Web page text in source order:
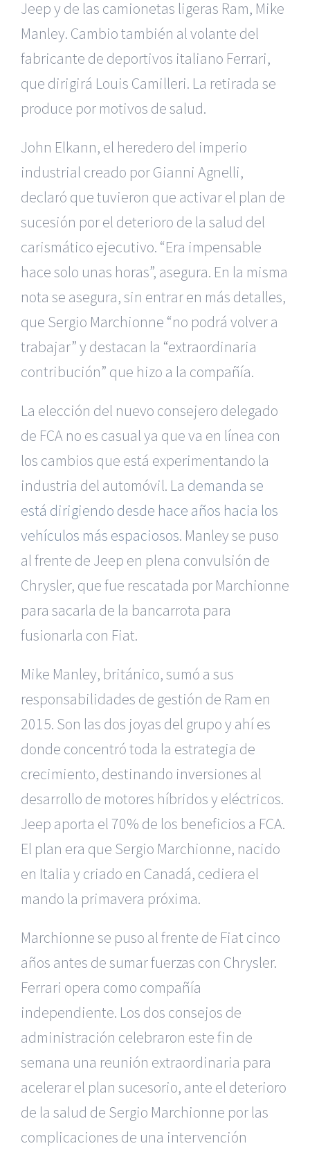
Jeep y de las camionetas ligeras Ram, Mike
Manley. Cambio también al volante del
fabricante de deportivos italiano Ferrari,
que dirigirá Louis Camilleri. La retirada se
produce por motivos de salud.
John Elkann, el heredero del imperio
industrial creado por Gianni Agnelli,
declaró que tuvieron que activar el plan de
sucesión por el deterioro de la salud del
carismático ejecutivo. “Era impensable
hace solo unas horas”, asegura. En la misma
nota se asegura, sin entrar en más detalles,
que Sergio Marchionne “no podrá volver a
trabajar” y destacan la “extraordinaria
contribución” que hizo a la compañía.
La elección del nuevo consejero delegado
de FCA no es casual ya que va en línea con
los cambios que está experimentando la
industria del automóvil. La demanda se
está dirigiendo desde hace años hacia los
vehículos más espaciosos. Manley se puso
al frente de Jeep en plena convulsión de
Chrysler, que fue rescatada por Marchionne
para sacarla de la bancarrota para
fusionarla con Fiat.
Mike Manley, británico, sumó a sus
responsabilidades de gestión de Ram en
2015. Son las dos joyas del grupo y ahí es
donde concentró toda la estrategia de
crecimiento, destinando inversiones al
desarrollo de motores híbridos y eléctricos.
Jeep aporta el 70% de los beneficios a FCA.
El plan era que Sergio Marchionne, nacido
en Italia y criado en Canadá, cediera el
mando la primavera próxima.
Marchionne se puso al frente de Fiat cinco
años antes de sumar fuerzas con Chrysler.
Ferrari opera como compañía
independiente. Los dos consejos de
administración celebraron este fin de
semana una reunión extraordinaria para
acelerar el plan sucesorio, ante el deterioro
de la salud de Sergio Marchionne por las
complicaciones de una intervención